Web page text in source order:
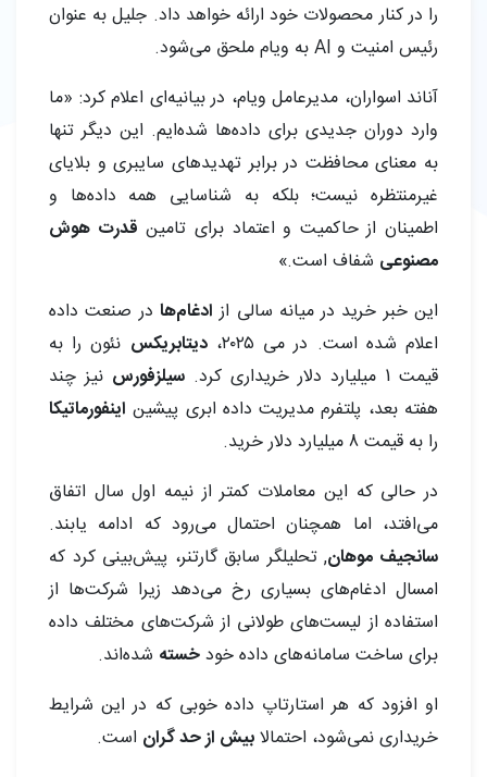
را در کنار محصولات خود ارائه خواهد داد. جلیل به عنوان
رئیس امنیت و AI به ویام ملحق می‌شود.
آناند اسواران، مدیرعامل ویام، در بیانیه‌ای اعلام کرد: «ما
وارد دوران جدیدی برای داده‌ها شده‌ایم. این دیگر تنها
به معنای محافظت در برابر تهدیدهای سایبری و بلایای
غیرمنتظره نیست؛ بلکه به شناسایی همه داده‌ها و
اطمینان از حاکمیت و اعتماد برای تامین قدرت هوش
مصنوعی شفاف است.»
این خبر خرید در میانه سالی از ادغام‌ها در صنعت داده
اعلام شده است. در می ۲۰۲۵،
دیتابریکس نئون را به
قیمت 1 میلیارد دلار خریداری کرد.
سیلزفورس نیز چند
هفته بعد، پلتفرم مدیریت داده ابری پیشین اینفورماتیکا
را به قیمت 8 میلیارد دلار خرید.
در حالی که این معاملات کمتر از نیمه اول سال اتفاق
می‌افتد، اما همچنان احتمال می‌رود که ادامه یابند.
سانجیف موهان, تحلیلگر سابق گارتنر، پیش‌بینی کرد که
امسال ادغام‌های بسیاری رخ می‌دهد زیرا شرکت‌ها از
استفاده از لیست‌های طولانی از شرکت‌های مختلف داده
برای ساخت سامانه‌های داده خودخسته شده‌اند.
او افزود که هر استارتاپ داده خوبی که در این شرایط
خریداری نمی‌شود، احتمالابیش از حد گران است.